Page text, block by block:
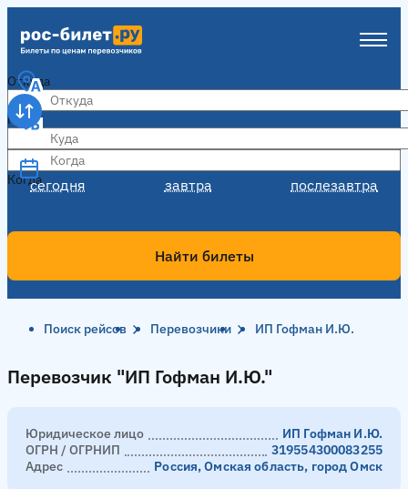
Откуда
Куда
Когда
сегодня завтра послезавтра
Когда
Найти билеты
Поиск рейсов Перевозчики ИП Гофман И.Ю.
Перевозчик "ИП Гофман И.Ю."
Перевозчик "ИП Гофман И.Ю."
Юридическое лицо
ИП Гофман И.Ю.
ОГРН / ОГРНИП
319554300083255
Адрес
Россия, Омская область, город Омск